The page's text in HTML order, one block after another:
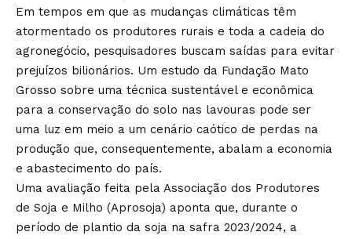
Em tempos em que as mudanças climáticas têm
atormentado os produtores rurais e toda a cadeia do
agronegócio, pesquisadores buscam saídas para evitar
prejuízos bilionários. Um estudo da Fundação Mato
Grosso sobre uma técnica sustentável e econômica
para a conservação do solo nas lavouras pode ser
uma luz em meio a um cenário caótico de perdas na
produção que, consequentemente, abalam a economia
e abastecimento do país.
Uma avaliação feita pela Associação dos Produtores
de Soja e Milho (Aprosoja) aponta que, durante o
período de plantio da soja na safra 2023/2024, a